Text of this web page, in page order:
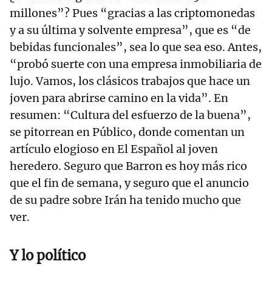
millones”? Pues “gracias a las criptomonedas
y a su última y solvente empresa”, que es “de
bebidas funcionales”, sea lo que sea eso. Antes,
“probó suerte con una empresa inmobiliaria de
lujo. Vamos, los clásicos trabajos que hace un
joven para abrirse camino en la vida”. En
resumen: “Cultura del esfuerzo de la buena”,
se pitorrean en Público, donde comentan un
artículo elogioso en El Español al joven
heredero. Seguro que Barron es hoy más rico
que el fin de semana, y seguro que el anuncio
de su padre sobre Irán ha tenido mucho que
ver.
Y lo político